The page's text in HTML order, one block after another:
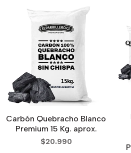
Carbón Quebracho Blanco
Premium 15 Kg. aprox.
$20.990